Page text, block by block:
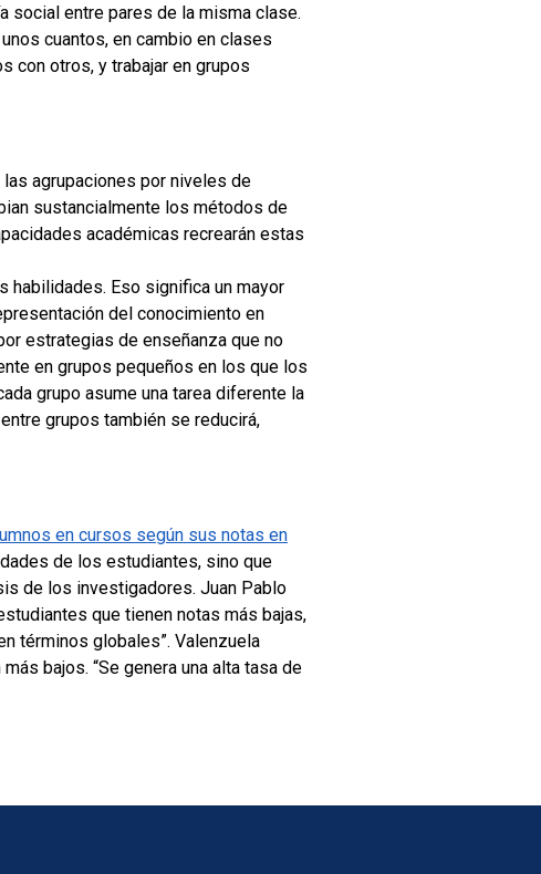
social entre pares de la misma clase.
cuantos, en cambio en clases
con otros, y trabajar en grupos
agrupaciones por niveles de
sustancialmente los métodos de
académicas recrearán estas
habilidades. Eso significa un mayor
del conocimiento en
estrategias de enseñanza que no
en grupos pequeños en los que los
grupo asume una tarea diferente la
grupos también se reducirá,
en cursos según sus notas en
de los estudiantes, sino que
de los investigadores. Juan Pablo
que tienen notas más bajas,
términos globales”. Valenzuela
bajos. “Se genera una alta tasa de